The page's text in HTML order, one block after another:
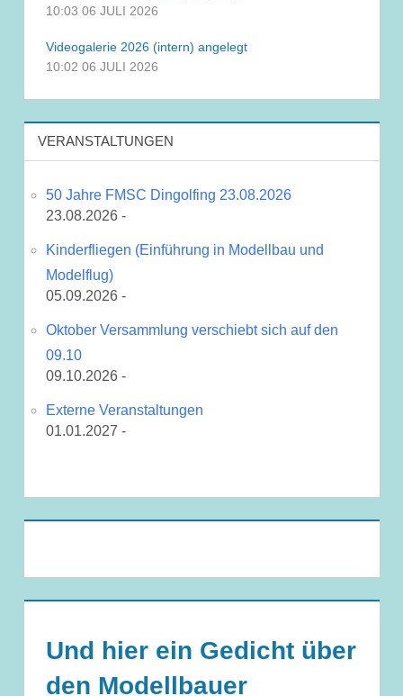
10:03 06 JULI 2026
Videogalerie 2026 (intern) angelegt
10:02 06 JULI 2026
VERANSTALTUNGEN
50 Jahre FMSC Dingolfing 23.08.2026
23.08.2026 -
Kinderfliegen (Einführung in Modellbau und
Modelflug)
05.09.2026 -
Oktober Versammlung verschiebt sich auf den
09.10
09.10.2026 -
Externe Veranstaltungen
01.01.2027 -
Und hier ein Gedicht über
den Modellbauer